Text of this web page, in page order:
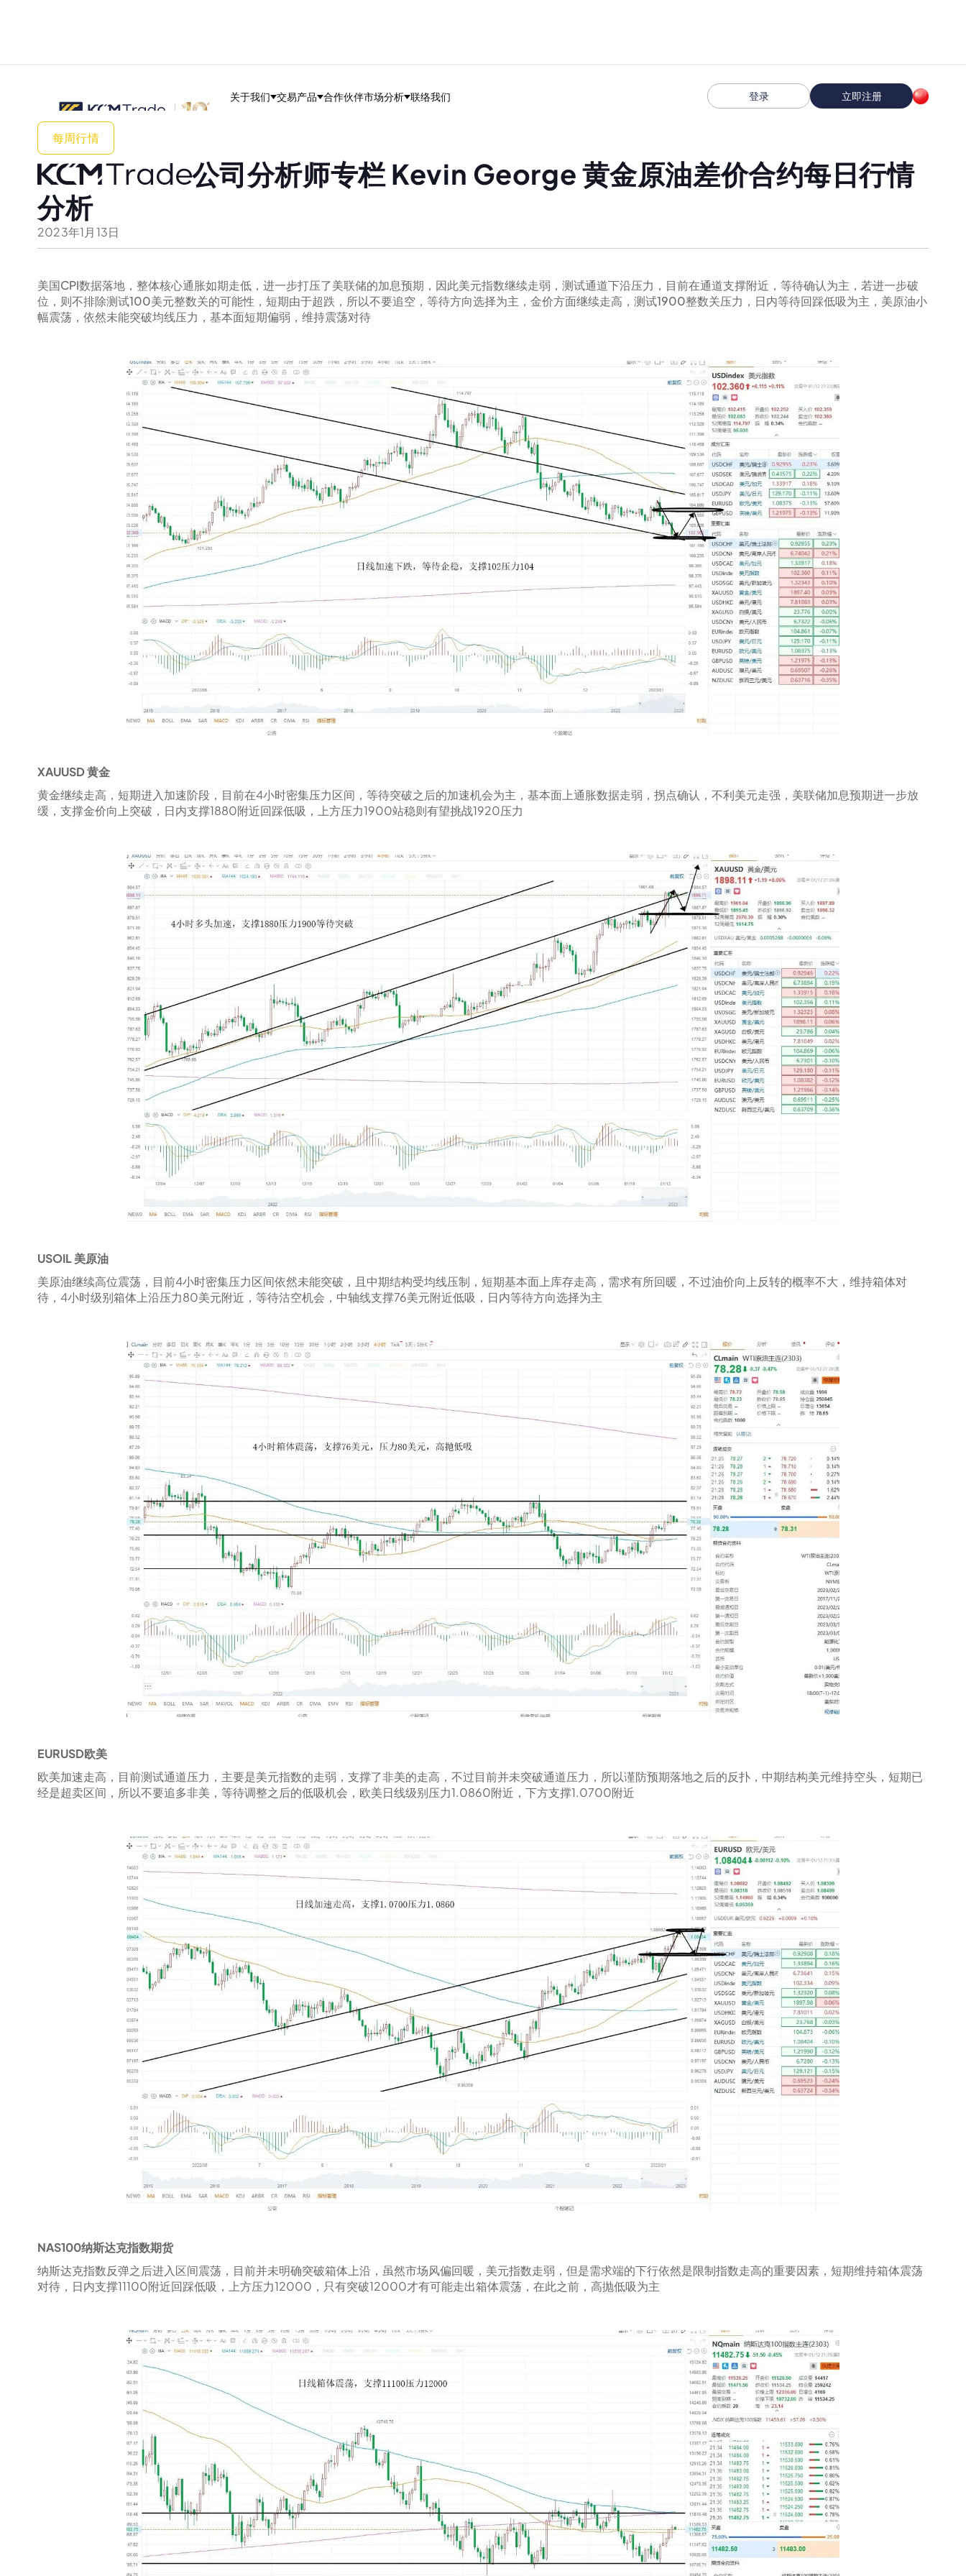
关于我们 交易产品 合作伙伴市场分析 联络我们 登录 立即注册
每周行情
公司分析师专栏 ‍Kevin George 黄金原油差价合约每日行情
分析
2023年1月13日
美国CPI数据落地，整体核心通胀如期走低，进一步打压了美联储的加息预期，因此美元指数继续走弱，测试通道下沿压力，目前在通道支撑附近，等待确认为主，若进一步破
位，则不排除测试100美元整数关的可能性，短期由于超跌，所以不要追空，等待方向选择为主，金价方面继续走高，测试1900整数关压力，日内等待回踩低吸为主，美原油小
幅震荡，依然未能突破均线压力，基本面短期偏弱，维持震荡对待
XAUUSD 黄金
黄金继续走高，短期进入加速阶段，目前在4小时密集压力区间，等待突破之后的加速机会为主，基本面上通胀数据走弱，拐点确认，不利美元走强，美联储加息预期进一步放
缓，支撑金价向上突破，日内支撑1880附近回踩低吸，上方压力1900站稳则有望挑战1920压力
USOIL 美原油
美原油继续高位震荡，目前4小时密集压力区间依然未能突破，且中期结构受均线压制，短期基本面上库存走高，需求有所回暖，不过油价向上反转的概率不大，维持箱体对
待，4小时级别箱体上沿压力80美元附近，等待沽空机会，中轴线支撑76美元附近低吸，日内等待方向选择为主
EURUSD欧美
欧美加速走高，目前测试通道压力，主要是美元指数的走弱，支撑了非美的走高，不过目前并未突破通道压力，所以谨防预期落地之后的反扑，中期结构美元维持空头，短期已
经是超卖区间，所以不要追多非美，等待调整之后的低吸机会，欧美日线级别压力1.0860附近，下方支撑1.0700附近
NAS100纳斯达克指数期货
纳斯达克指数反弹之后进入区间震荡，目前并未明确突破箱体上沿，虽然市场风偏回暖，美元指数走弱，但是需求端的下行依然是限制指数走高的重要因素，短期维持箱体震荡
对待，日内支撑11100附近回踩低吸，上方压力12000，只有突破12000才有可能走出箱体震荡，在此之前，高抛低吸为主